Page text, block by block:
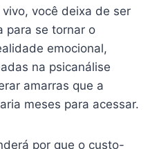
você deixa de ser
para se tornar o
emocional,
na psicanálise
amarras que a
meses para acessar.
por que o custo-